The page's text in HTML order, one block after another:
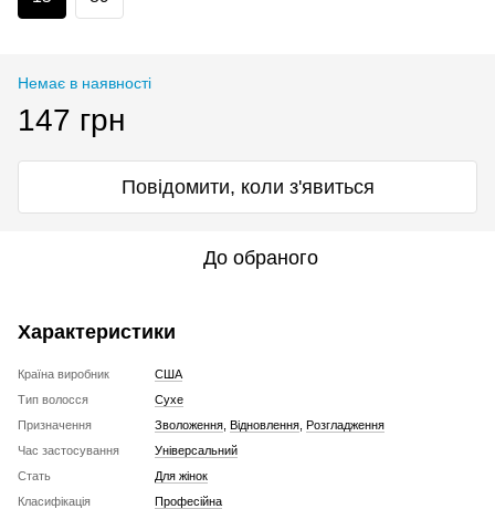
Немає в наявності
147 грн
Повідомити, коли з'явиться
До обраного
Характеристики
Країна виробник
США
Тип волосся
Сухе
Призначення
Зволоження Відновлення Розгладження
Час застосування
Універсальний
Стать
Для жінок
Класифікація
Професійна